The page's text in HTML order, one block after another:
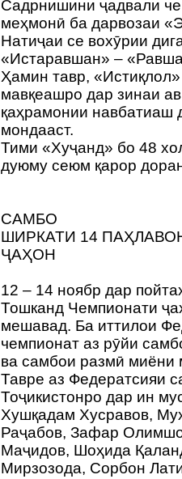
Садрнишини ҷадвали
меҳмонӣ ба дарвозаи
Натиҷаи се вохӯрии
«Истаравшан» –
Ҳамин тавр,
мавқеашро дар зинаи
қаҳрамонии навбатиаш
мондааст.
Тими «Хуҷанд» бо 48
дуюму сеюм қарор
САМБО
ШИРКАТИ 14
ҶАҲОН
12 – 14 ноябр дар
Тошканд Чемпионати
мешавад. Ба иттилои
чемпионат аз рӯйи
ва самбои размӣ миёни
Тавре аз Федератсияи
Тоҷикистонро дар ин
Хушқадам Хусравов,
Раҷабов, Зафар
Маҷидов, Шоҳида
Мирзозода, Сорбон